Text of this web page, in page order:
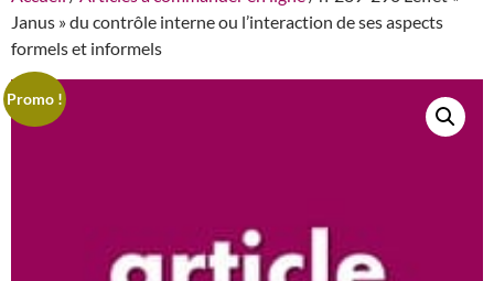
Janus » du contrôle interne ou l’interaction de ses aspects
formels et informels
Promo !